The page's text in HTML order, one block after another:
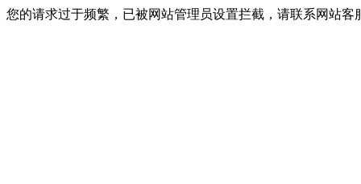
您的请求过于频繁，已被网站管理员设置拦截，请联系网站客